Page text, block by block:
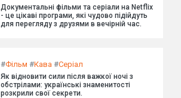
Документальні фільми та серіали на Netflix
- це цікаві програми, які чудово підійдуть
для перегляду з друзями в вечірній час.
#Фільм #Кава #Серіал
Як відновити сили після важкої ночі з
обстрілами: українські знаменитості
розкрили свої секрети.